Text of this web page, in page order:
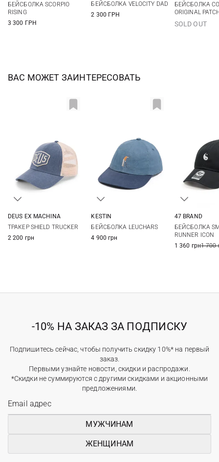
БЕЙСБОЛКА SCORPIO
RISING
3 300 ГРН
БЕЙСБОЛКА VELOCITY DAD
2 300 ГРН
БЕЙСБОЛКА
ORIGINAL
SOLD OUT
ВАС МОЖЕТ ЗАИНТЕРЕСОВАТЬ
DEUS EX MACHINА
ТРАКЕР SHIELD TRUCKER
2 200 грн
KESTIN
БЕЙСБОЛКА LEUCHARS
4 900 грн
47 BRAND
БЕЙСБОЛКА
RUNNER ICON
1 360 грн1 700
-10% НА ЗАКАЗ ЗА ПОДПИСКУ
Подпишитесь сейчас, чтобы получить скидку 10%* на первый
заказ.
Первыми узнайте новости, скидки и распродажи.
*Скидки не суммируются с другими скидками и акционными
предложениями.
МУЖЧИНАМ
ЖЕНЩИНАМ